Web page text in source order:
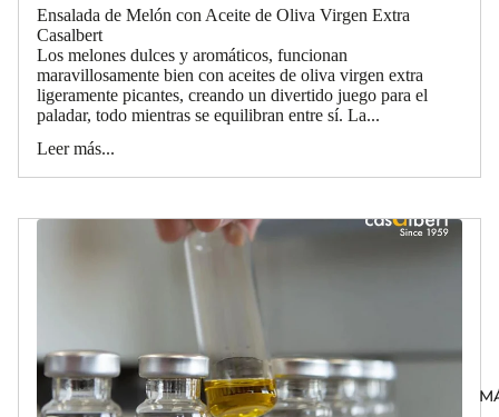
Ensalada de Melón con Aceite de Oliva Virgen Extra
Casalbert
Los melones dulces y aromáticos, funcionan
maravillosamente bien con aceites de oliva virgen extra
ligeramente picantes, creando un divertido juego para el
paladar, todo mientras se equilibran entre sí. La...
Leer más...